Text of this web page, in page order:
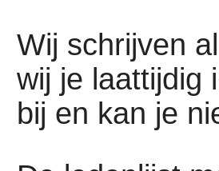
Wij schrijven
wij je laattijdig
bij en kan je